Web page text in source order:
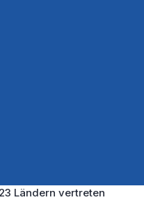
Ländern vertreten